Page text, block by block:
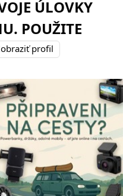
ÚLOVKY
POUŽITE
profil